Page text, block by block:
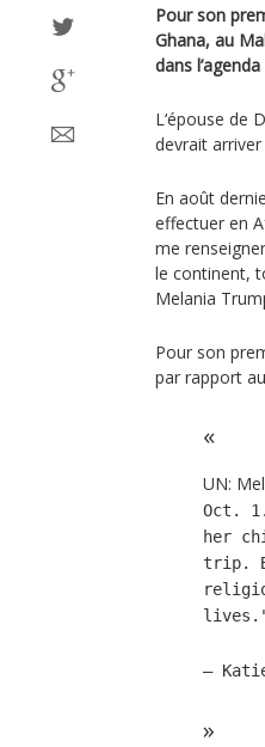
Pour son
Ghana, au
dans
L‘épouse de
devrait
En août
effectuer en
me
le continent,
Melania
Pour son
par rapport
UN:
Oct.
her
trip.
—